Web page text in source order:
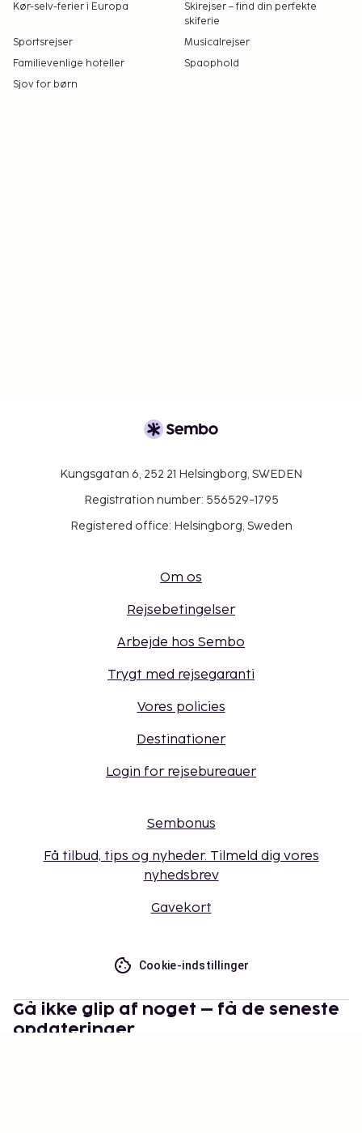
Kør-selv-ferier i Europa
Skirejser – find din perfekte
skiferie
Sportsrejser
Musicalrejser
Familievenlige hoteller
Spaophold
Sjov for børn
Kungsgatan 6, 252 21 Helsingborg, SWEDEN
Registration number: 556529-1795
Registered office: Helsingborg, Sweden
Om os
Rejsebetingelser
Arbejde hos Sembo
Trygt med rejsegaranti
Vores policies
Destinationer
Login for rejsebureauer
Sembonus
Få tilbud, tips og nyheder. Tilmeld dig vores
nyhedsbrev
Gavekort
Cookie-indstillinger
Gå ikke glip af noget – få de seneste
opdateringer